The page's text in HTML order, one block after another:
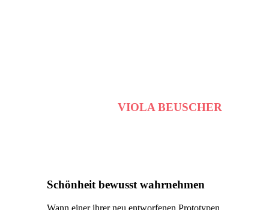
VIOLA BEUSCHER
Schönheit bewusst wahrnehmen
Wann einer ihrer neu entworfenen Prototypen